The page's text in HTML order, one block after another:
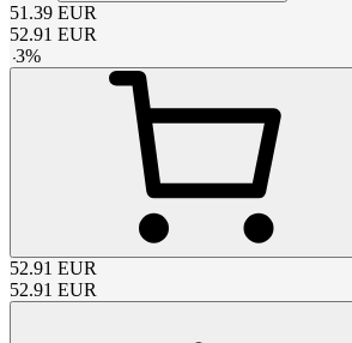
51.39 EUR
52.91 EUR
-3%
52.91 EUR
52.91 EUR